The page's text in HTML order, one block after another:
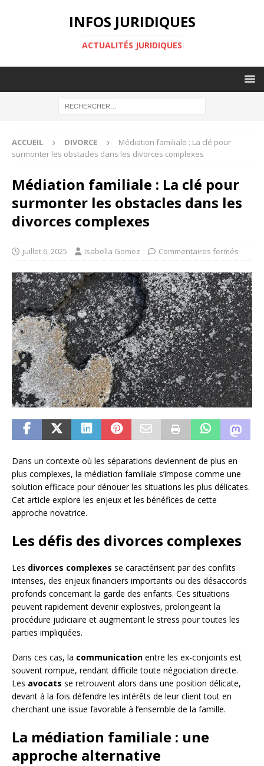
INFOS JURIDIQUES
ACTUALITÉS JURIDIQUES
ACCUEIL DIVORCE
Médiation familiale : La clé pour
surmonter les obstacles dans les divorces complexes
Médiation familiale : La clé pour
surmonter les obstacles dans les
divorces complexes
juillet 6, 2025 Isabella Gomez Commentaires fermés
Dans un contexte où les séparations deviennent de plus en
plus complexes, la médiation familiale s’impose comme une
solution efficace pour dénouer les situations les plus délicates.
Cet article explore les enjeux et les bénéfices de cette
approche novatrice.
Les défis des divorces complexes
Les divorces complexes se caractérisent par des conflits
intenses, des enjeux financiers importants ou des désaccords
profonds concernant la garde des enfants. Ces situations
peuvent rapidement devenir explosives, prolongeant la
procédure judiciaire et augmentant le stress pour toutes les
parties impliquées.
Dans ces cas, la communication entre les ex-conjoints est
souvent rompue, rendant difficile toute négociation directe.
Les avocats se retrouvent alors dans une position délicate,
devant à la fois défendre les intérêts de leur client tout en
cherchant une issue favorable à l’ensemble de la famille.
La médiation familiale : une
approche alternative